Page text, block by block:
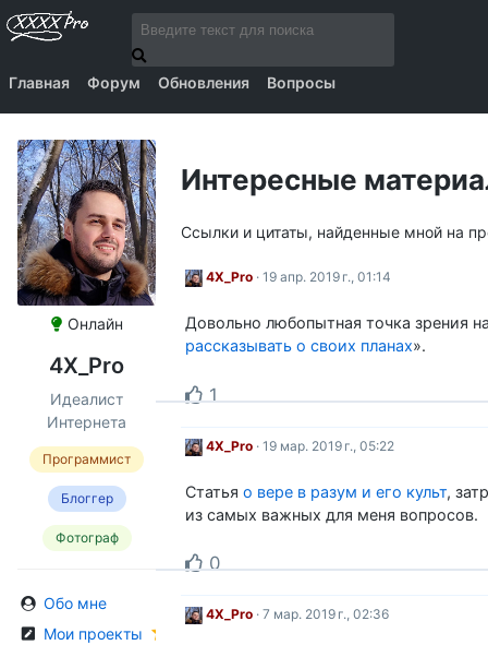
Главная Форум Обновления Вопросы
Онлайн
4X_Pro
Идеалист
Интернета
Программист
Блоггер
Фотограф
Обо мне
Мои проекты
Интересные
Ссылки и цитаты, найденные мной на
4X_Pro · 19 апр. 2019 г., 01:14
Довольно любопытная точка зрения
рассказывать о своих планах».
1
4X_Pro · 19 мар. 2019 г., 05:22
Статья о вере в разум и его культ,
из самых важных для меня вопросов.
0
4X_Pro · 7 мар. 2019 г., 02:36